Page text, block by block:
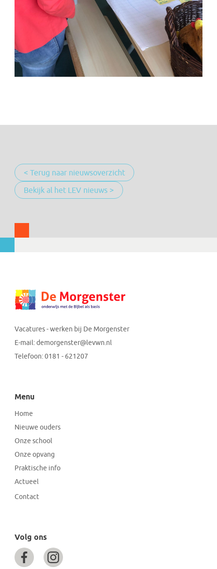
< Terug naar nieuwsoverzicht
Bekijk al het LEV nieuws >
Vacatures - werken bij De Morgenster
E-mail:demorgenster@levwn.nl
Telefoon:0181 - 621207
Menu
Home
Nieuwe ouders
Onze school
Onze opvang
Praktische info
Actueel
Contact
Volg ons